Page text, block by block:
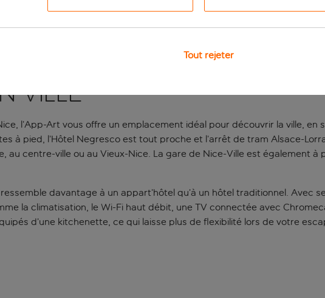
ville
l’App-Art vous offre un emplacement idéal pour découvrir la ville,
à pied, l’Hôtel Negresco est tout proche et l’arrêt de tram Alsace-
au centre-ville ou au Vieux-Nice. La gare de Nice-Ville est également
davantage à un appart’hôtel qu’à un hôtel traditionnel. Avec
la climatisation, le Wi-Fi haut débit, une TV connectée avec
d’une kitchenette, ce qui laisse plus de flexibilité lors de votre
Tout rejeter